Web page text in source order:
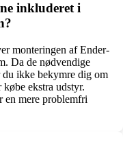
inkluderet i
monteringen af ​​Ender-
Da de nødvendige
ikke bekymre dig om
ekstra udstyr.
en mere problemfri